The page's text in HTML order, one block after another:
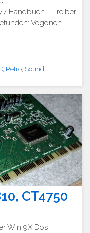
Handbuch – Treiber
Vogonen –
, Retro, Sound,
CT4750
Win 9X Dos